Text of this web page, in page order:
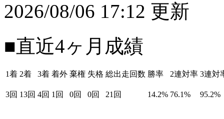
2026/08/06 17:12 更新
■直近4ヶ月成績
1着 2着 3着 着外 棄権 失格 総出走回数 勝率 2連対率 3連対
3回 13回 4回 1回 0回 0回 21回 14.2% 76.1% 95.2%